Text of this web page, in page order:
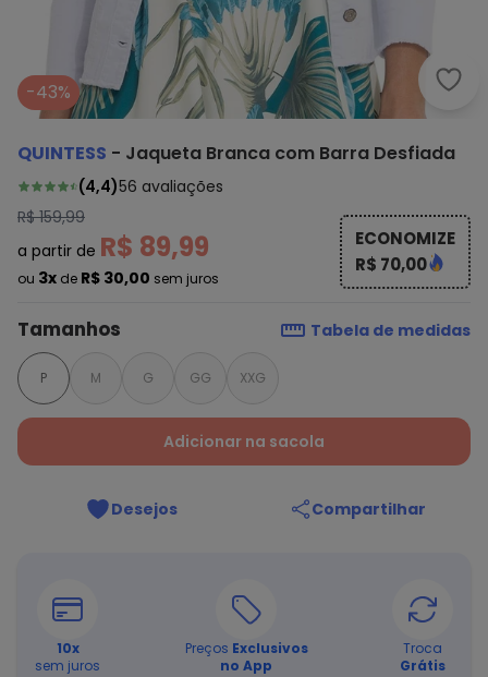
-43%
QUINTESS - Jaqueta Branca com Barra Desfiada
(4,4)56 avaliações
R$ 159,99
a partir de R$ 89,99
ou 3x de R$ 30,00 sem juros
ECONOMIZE
R$ 70,00
Tamanhos Tabela de medidas
P M G GG XXG
Adicionar na sacola
Desejos Compartilhar
10x
sem juros
Preços Exclusivos
no App
Troca
Grátis